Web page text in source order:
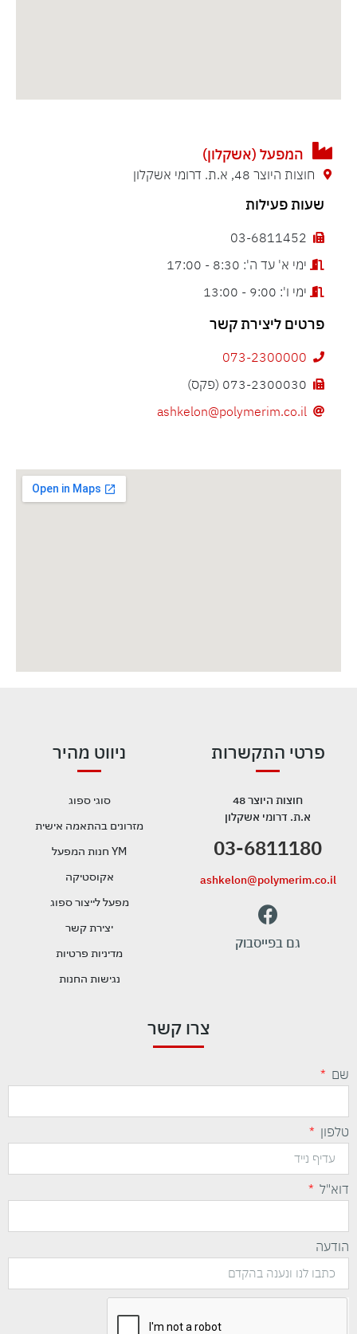
המפעל (אשקלון)
חוצות היוצר 48, א.ת. דרומי אשקלון
שעות פעילות
03-6811452
ימי א' עד ה': 8:30 - 17:00
ימי ו': 9:00 - 13:00
פרטים ליצירת קשר
073-2300000
073-2300030 (פקס)
ashkelon@polymerim.co.il
פרטי התקשרות
חוצות היוצר 48
א.ת. דרומי אשקלון
03-6811180
ashkelon@polymerim.co.il
גם בפייסבוק
ניווט מהיר
סוגי ספוג
מזרונים בהתאמה אישית
YM חנות המפעל
אקוסטיקה
מפעל לייצור ספוג
יצירת קשר
מדיניות פרטיות
נגישות החנות
צרו קשר
שם
טלפון
דוא"ל
הודעה